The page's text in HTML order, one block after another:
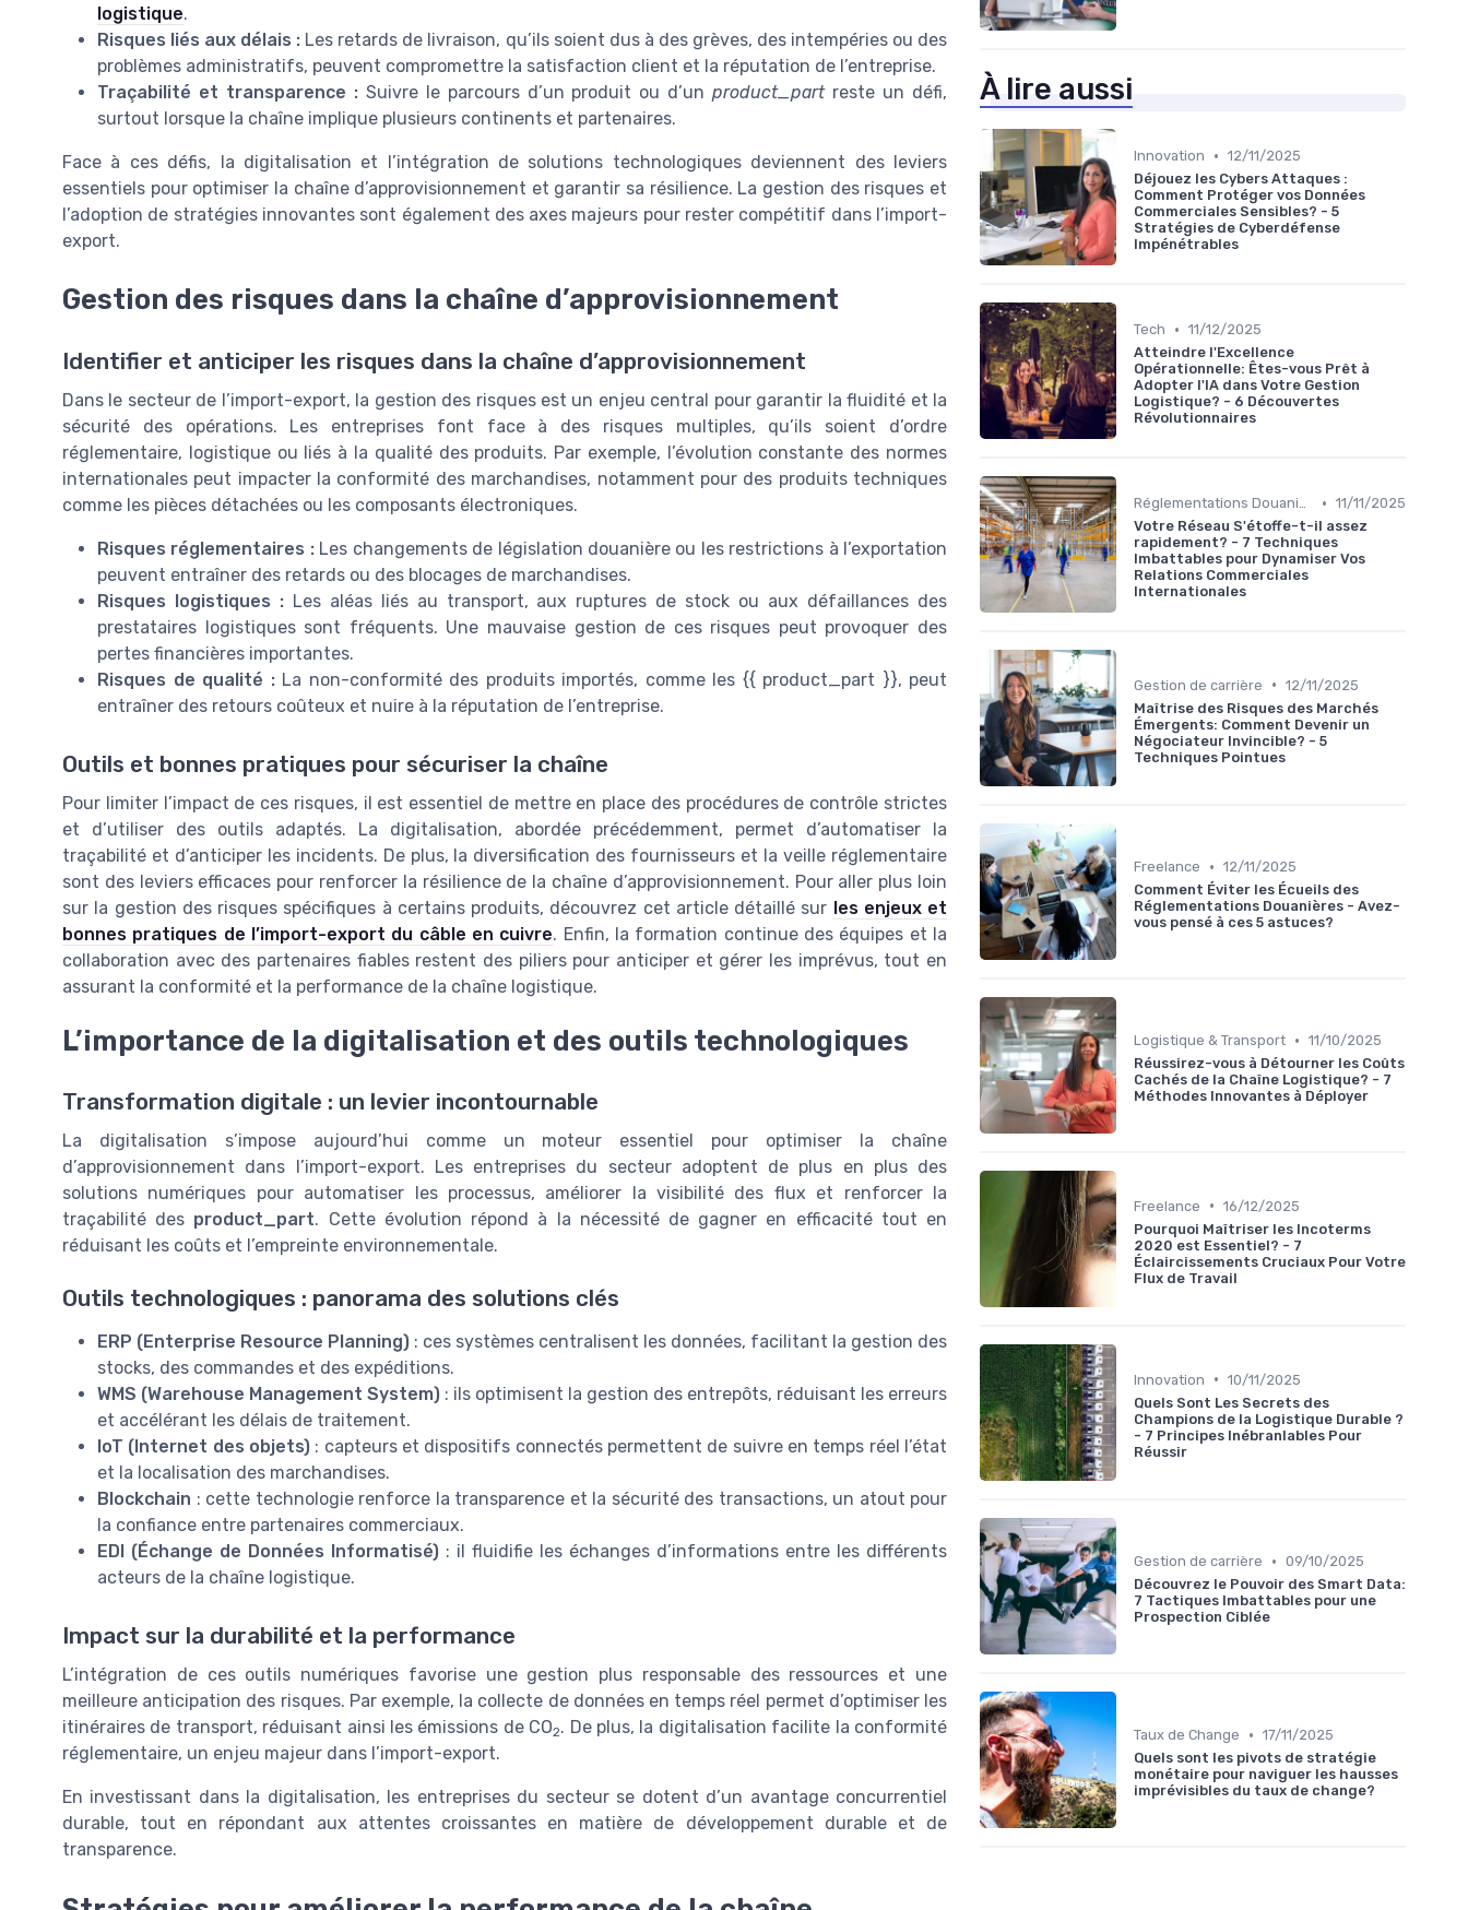
logistique.
Risques liés aux délais : Les retards de livraison, qu’ils soient dus à des grèves, des intempéries ou des
problèmes administratifs, peuvent compromettre la satisfaction client et la réputation de l’entreprise.
Traçabilité et transparence :Suivre le parcours d’un produit ou d’unproduct_partreste un défi,
surtout lorsque la chaîne implique plusieurs continents et partenaires.
Face à ces défis, la digitalisation et l’intégration de solutions technologiques deviennent des leviers
essentiels pour optimiser la chaîne d’approvisionnement et garantir sa résilience. La gestion des risques et
l’adoption de stratégies innovantes sont également des axes majeurs pour rester compétitif dans l’import-
export.
Gestion des risques dans la chaîne d’approvisionnement
Identifier et anticiper les risques dans la chaîne d’approvisionnement
Dans le secteur de l’import-export, la gestion des risques est un enjeu central pour garantir la fluidité et la
sécurité des opérations. Les entreprises font face à des risques multiples, qu’ils soient d’ordre
réglementaire, logistique ou liés à la qualité des produits. Par exemple, l’évolution constante des normes
internationales peut impacter la conformité des marchandises, notamment pour des produits techniques
comme les pièces détachées ou les composants électroniques.
Risques réglementaires :Les changements de législation douanière ou les restrictions à l’exportation
peuvent entraîner des retards ou des blocages de marchandises.
Risques logistiques :Les aléas liés au transport, aux ruptures de stock ou aux défaillances des
prestataires logistiques sont fréquents. Une mauvaise gestion de ces risques peut provoquer des
pertes financières importantes.
Risques de qualité :La non-conformité des produits importés, comme les {{ product_part }}, peut
entraîner des retours coûteux et nuire à la réputation de l’entreprise.
Outils et bonnes pratiques pour sécuriser la chaîne
Pour limiter l’impact de ces risques, il est essentiel de mettre en place des procédures de contrôle strictes
et d’utiliser des outils adaptés. La digitalisation, abordée précédemment, permet d’automatiser la
traçabilité et d’anticiper les incidents. De plus, la diversification des fournisseurs et la veille réglementaire
sont des leviers efficaces pour renforcer la résilience de la chaîne d’approvisionnement. Pour aller plus loin
sur la gestion des risques spécifiques à certains produits, découvrez cet article détaillé sur les enjeux et
bonnes pratiques de l’import-export du câble en cuivre. Enfin, la formation continue des équipes et la
collaboration avec des partenaires fiables restent des piliers pour anticiper et gérer les imprévus, tout en
assurant la conformité et la performance de la chaîne logistique.
L’importance de la digitalisation et des outils technologiques
Transformation digitale : un levier incontournable
La digitalisation s’impose aujourd’hui comme un moteur essentiel pour optimiser la chaîne
d’approvisionnement dans l’import-export. Les entreprises du secteur adoptent de plus en plus des
solutions numériques pour automatiser les processus, améliorer la visibilité des flux et renforcer la
traçabilité des product_part. Cette évolution répond à la nécessité de gagner en efficacité tout en
réduisant les coûts et l’empreinte environnementale.
Outils technologiques : panorama des solutions clés
ERP (Enterprise Resource Planning) : ces systèmes centralisent les données, facilitant la gestion des
stocks, des commandes et des expéditions.
WMS (Warehouse Management System) : ils optimisent la gestion des entrepôts, réduisant les erreurs
et accélérant les délais de traitement.
IoT (Internet des objets) : capteurs et dispositifs connectés permettent de suivre en temps réel l’état
et la localisation des marchandises.
Blockchain : cette technologie renforce la transparence et la sécurité des transactions, un atout pour
la confiance entre partenaires commerciaux.
EDI (Échange de Données Informatisé) : il fluidifie les échanges d’informations entre les différents
acteurs de la chaîne logistique.
Impact sur la durabilité et la performance
L’intégration de ces outils numériques favorise une gestion plus responsable des ressources et une
meilleure anticipation des risques. Par exemple, la collecte de données en temps réel permet d’optimiser les
itinéraires de transport, réduisant ainsi les émissions de CO2. De plus, la digitalisation facilite la conformité
réglementaire, un enjeu majeur dans l’import-export.
En investissant dans la digitalisation, les entreprises du secteur se dotent d’un avantage concurrentiel
durable, tout en répondant aux attentes croissantes en matière de développement durable et de
transparence.
À lire aussi
Innovation • 12/11/2025
Déjouez les Cybers Attaques :
Comment Protéger vos Données
Commerciales Sensibles? - 5
Stratégies de Cyberdéfense
Impénétrables
Tech • 11/12/2025
Atteindre l'Excellence
Opérationnelle: Êtes-vous Prêt à
Adopter l'IA dans Votre Gestion
Logistique? - 6 Découvertes
Révolutionnaires
Réglementations Douanières • 11/11/2025
Votre Réseau S'étoffe-t-il assez
rapidement? - 7 Techniques
Imbattables pour Dynamiser Vos
Relations Commerciales
Internationales
Gestion de carrière • 12/11/2025
Maîtrise des Risques des Marchés
Émergents: Comment Devenir un
Négociateur Invincible? - 5
Techniques Pointues
Freelance • 12/11/2025
Comment Éviter les Écueils des
Réglementations Douanières - Avez-
vous pensé à ces 5 astuces?
Logistique & Transport • 11/10/2025
Réussirez-vous à Détourner les Coûts
Cachés de la Chaîne Logistique? - 7
Méthodes Innovantes à Déployer
Freelance • 16/12/2025
Pourquoi Maîtriser les Incoterms
2020 est Essentiel? - 7
Éclaircissements Cruciaux Pour Votre
Flux de Travail
Innovation • 10/11/2025
Quels Sont Les Secrets des
Champions de la Logistique Durable ?
- 7 Principes Inébranlables Pour
Réussir
Gestion de carrière • 09/10/2025
Découvrez le Pouvoir des Smart Data:
7 Tactiques Imbattables pour une
Prospection Ciblée
Taux de Change • 17/11/2025
Quels sont les pivots de stratégie
monétaire pour naviguer les hausses
imprévisibles du taux de change?